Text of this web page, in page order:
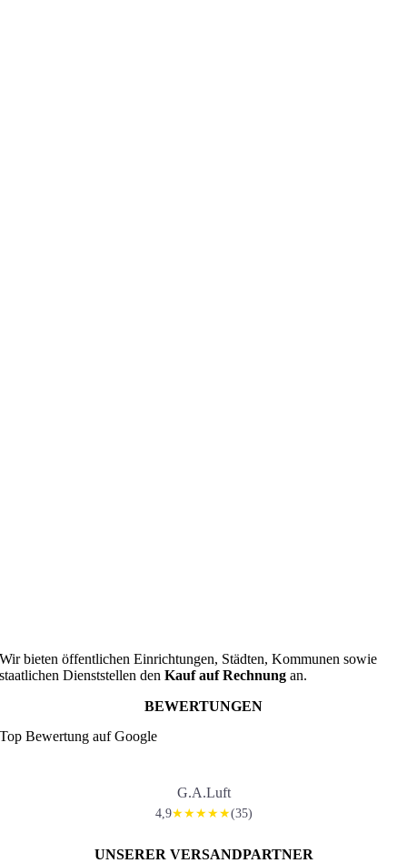
Wir bieten öffentlichen Einrichtungen, Städten, Kommunen sowie
staatlichen Dienststellen denKauf auf Rechnung an.
BEWERTUNGEN
Top Bewertung auf Google
G.A.Luft
4,9★★★★★(35)
UNSERER VERSANDPARTNER